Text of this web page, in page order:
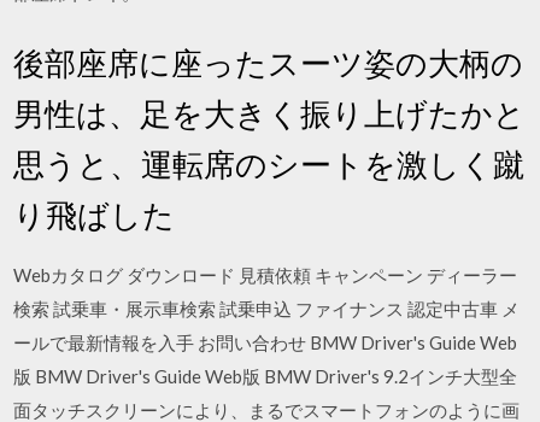
後部座席に座ったスーツ姿の大柄の
男性は、足を大きく振り上げたかと
思うと、運転席のシートを激しく蹴
り飛ばした
Webカタログ ダウンロード 見積依頼 キャンペーン ディーラー
検索 試乗車・展示車検索 試乗申込 ファイナンス 認定中古車 メ
ールで最新情報を入手 お問い合わせ BMW Driver's Guide Web
版 BMW Driver's Guide Web版 BMW Driver's 9.2インチ大型全
面タッチスクリーンにより、まるでスマートフォンのように画